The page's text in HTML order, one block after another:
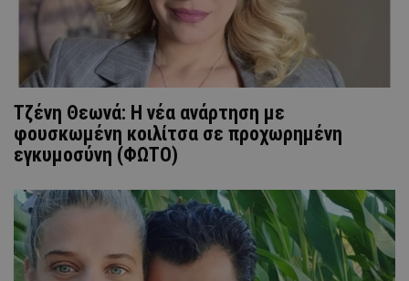
Τζένη Θεωνά: Η νέα ανάρτηση με
φουσκωμένη κοιλίτσα σε προχωρημένη
εγκυμοσύνη (ΦΩΤΟ)